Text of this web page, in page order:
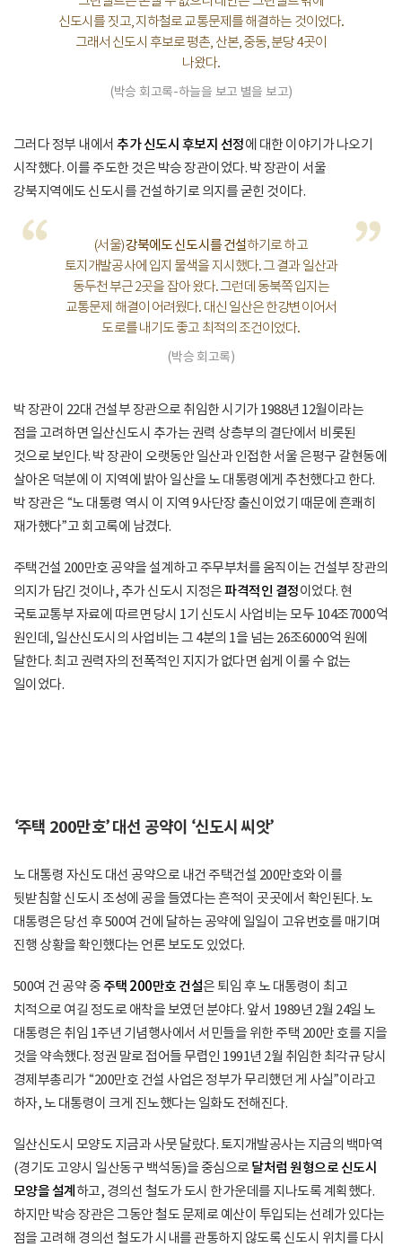
신도시를 짓고, 지하철로 교통문제를 해결하는 것이었다.
그래서 신도시 후보로 평촌, 산본, 중동, 분당 4곳이
나왔다.
(박승 회고록-하늘을 보고 별을 보고)
그러다 정부 내에서추가 신도시 후보지 선정에 대한 이야기가 나오기
시작했다. 이를 주도한 것은 박승 장관이었다. 박 장관이 서울
강북지역에도 신도시를 건설하기로 의지를 굳힌 것이다.
“ (서울)강북에도 신도시를 건설하기로 하고
토지개발공사에 입지 물색을 지시했다. 그 결과 일산과
동두천 부근 2곳을 잡아 왔다. 그런데 동북쪽 입지는
교통문제 해결이 어려웠다. 대신 일산은 한강변이어서
도로를 내기도 좋고 최적의 조건이었다.
”
(박승 회고록)
박 장관이 22대 건설부 장관으로 취임한 시기가 1988년 12월이라는
점을 고려하면 일산신도시 추가는 권력 상층부의 결단에서 비롯된
것으로 보인다. 박 장관이 오랫동안 일산과 인접한 서울 은평구 갈현동에
살아온 덕분에 이 지역에 밝아 일산을 노 대통령에게 추천했다고 한다.
박 장관은 “노 대통령 역시 이 지역 9사단장 출신이었기 때문에 흔쾌히
재가했다”고 회고록에 남겼다.
주택건설 200만호 공약을 설계하고 주무부처를 움직이는 건설부 장관의
의지가 담긴 것이나, 추가 신도시 지정은파격적인 결정이었다. 현
국토교통부 자료에 따르면 당시 1기 신도시 사업비는 모두 104조7000억
원인데, 일산신도시의 사업비는 그 4분의 1을 넘는 26조6000억 원에
달한다. 최고 권력자의 전폭적인 지지가 없다면 쉽게 이룰 수 없는
일이었다.
‘주택 200만호’ 대선 공약이 ‘신도시 씨앗’
노 대통령 자신도 대선 공약으로 내건 주택건설 200만호와 이를
뒷받침할 신도시 조성에 공을 들였다는 흔적이 곳곳에서 확인된다. 노
대통령은 당선 후 500여 건에 달하는 공약에 일일이 고유번호를 매기며
진행 상황을 확인했다는 언론 보도도 있었다.
500여 건 공약 중주택 200만호 건설은 퇴임 후 노 대통령이 최고
치적으로 여길 정도로 애착을 보였던 분야다. 앞서 1989년 2월 24일 노
대통령은 취임 1주년 기념행사에서 서민들을 위한 주택 200만 호를 지을
것을 약속했다. 정권 말로 접어들 무렵인 1991년 2월 취임한 최각규 당시
경제부총리가 “200만호 건설 사업은 정부가 무리했던 게 사실”이라고
하자, 노 대통령이 크게 진노했다는 일화도 전해진다.
일산신도시 모양도 지금과 사뭇 달랐다. 토지개발공사는 지금의 백마역
(경기도 고양시 일산동구 백석동)을 중심으로 달처럼 원형으로 신도시
모양을 설계 하고, 경의선 철도가 도시 한가운데를 지나도록 계획했다.
하지만 박승 장관은 그동안 철도 문제로 예산이 투입되는 선례가 있다는
점을 고려해 경의선 철도가 시내를 관통하지 않도록 신도시 위치를 다시